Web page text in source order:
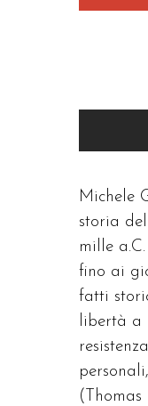
Michele
storia
mille
fino ai
fatti
libertà a
(Thomas